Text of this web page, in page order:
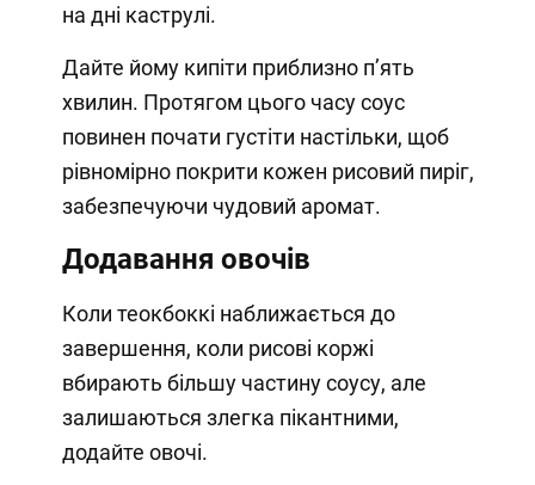
на дні каструлі.
Дайте йому кипіти приблизно п’ять
хвилин. Протягом цього часу соус
повинен почати густіти настільки, щоб
рівномірно покрити кожен рисовий пиріг,
забезпечуючи чудовий аромат.
Додавання овочів
Коли теокбоккі наближається до
завершення, коли рисові коржі
вбирають більшу частину соусу, але
залишаються злегка пікантними,
додайте овочі.